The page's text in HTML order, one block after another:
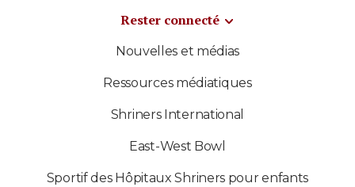
Rester connecté
Nouvelles et médias
Ressources médiatiques
Shriners International
East-West Bowl
Sportif des Hôpitaux Shriners pour enfants